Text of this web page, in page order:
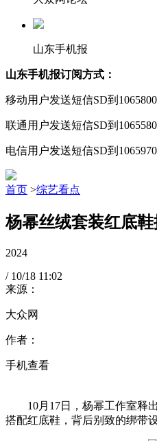
山东手机报
山东手机报订阅方式：
移动用户发送短信SD到
联通用户发送短信SD到
电信用户发送短信SD到
首页 >综艺看点
杨幂丝绒套装红底
2024
/ 10/18 11:02
来源：
大众网
作者：
手机查看
10月17日，杨幂工作室释出
搭配红底鞋，背后别致的绑带